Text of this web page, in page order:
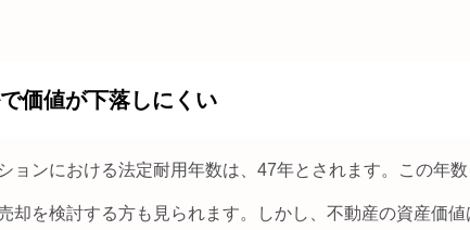
価値が下落しにくい
ョンにおける法定耐用年数は、47年とされます。この年
却を検討する方も見られます。しかし、不動産の資産価値